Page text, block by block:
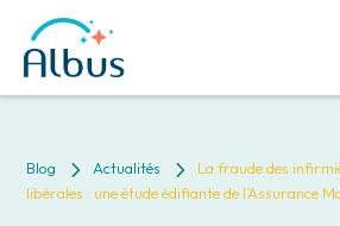
Blog 5 Actualités 5
La fraude des
libérales : une étude édifiante de l’Assurance